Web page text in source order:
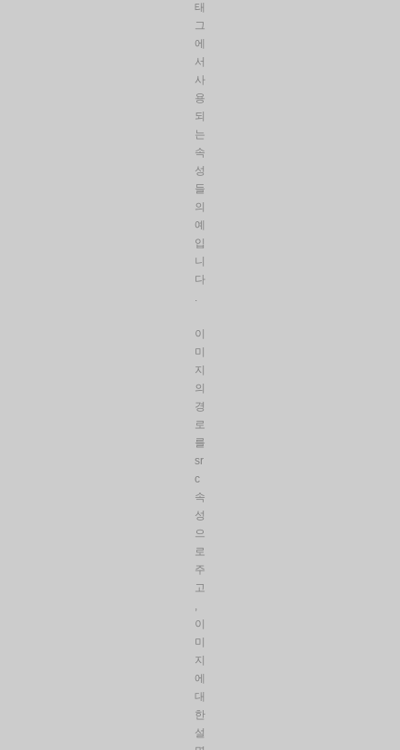
태
그
에
서
사
용
되
는
속
성
들
의
예
입
니
다
.
이
미
지
의
경
로
를
sr
c
속
성
으
로
주
고
,
이
미
지
에
대
한
설